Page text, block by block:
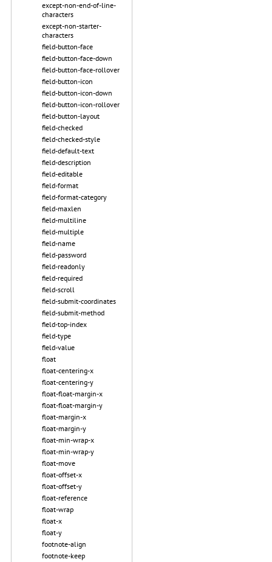
except-non-end-of-line-
characters
except-non-starter-
characters
field-button-face
field-button-face-down
field-button-face-rollover
field-button-icon
field-button-icon-down
field-button-icon-rollover
field-button-layout
field-checked
field-checked-style
field-default-text
field-description
field-editable
field-format
field-format-category
field-maxlen
field-multiline
field-multiple
field-name
field-password
field-readonly
field-required
field-scroll
field-submit-coordinates
field-submit-method
field-top-index
field-type
field-value
float
float-centering-x
float-centering-y
float-float-margin-x
float-float-margin-y
float-margin-x
float-margin-y
float-min-wrap-x
float-min-wrap-y
float-move
float-offset-x
float-offset-y
float-reference
float-wrap
float-x
float-y
footnote-align
footnote-keep